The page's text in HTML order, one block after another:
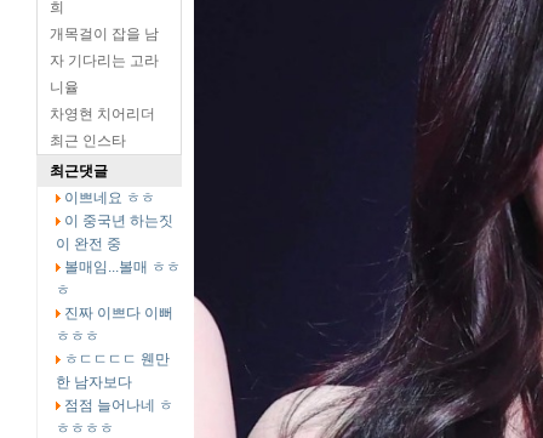
희
개목걸이 잡을 남
자 기다리는 고라
니율
차영현 치어리더
최근 인스타
최근댓글
이쁘네요 ㅎㅎ
이 중국년 하는짓
이 완전 중
볼매임...볼매 ㅎㅎ
ㅎ
진짜 이쁘다 이뻐
ㅎㅎㅎ
ㅎㄷㄷㄷㄷ 웬만
한 남자보다
점점 늘어나네 ㅎ
ㅎㅎㅎㅎ